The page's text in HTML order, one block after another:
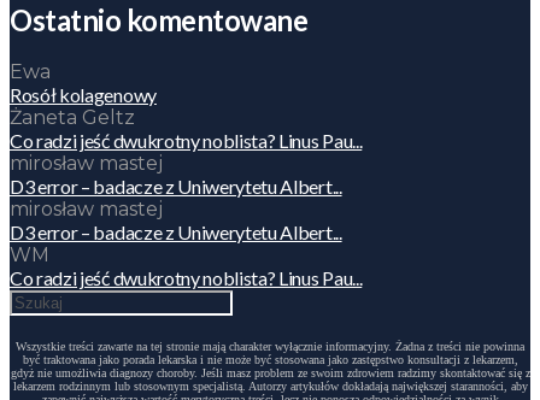
Ostatnio komentowane
Ewa
Rosół kolagenowy
Żaneta Geltz
Co radzi jeść dwukrotny noblista? Linus Pau...
mirosław mastej
D3 error – badacze z Uniwerytetu Albert...
mirosław mastej
D3 error – badacze z Uniwerytetu Albert...
WM
Co radzi jeść dwukrotny noblista? Linus Pau...
Wszystkie treści zawarte na tej stronie mają charakter wyłącznie informacyjny. Żadna z treści nie powinna
być traktowana jako porada lekarska i nie może być stosowana jako zastępstwo konsultacji z lekarzem,
gdyż nie umożliwia diagnozy choroby. Jeśli masz problem ze swoim zdrowiem radzimy skontaktować się z
lekarzem rodzinnym lub stosownym specjalistą. Autorzy artykułów dokładają największej staranności, aby